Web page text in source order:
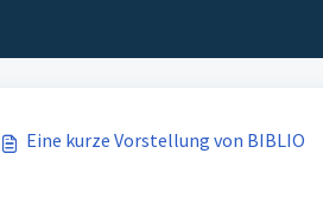
Eine kurze Vorstellung von BIBLIO